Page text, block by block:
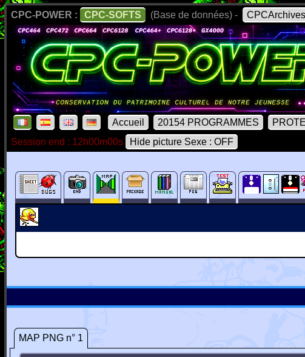
CPC-POWER : CPC-SOFTS (Base de données) - CPCArchives
Accueil 20154 PROGRAMMES
Session end : 12h00m00s
Hide picture Sexe : OFF
MAP PNG n° 1